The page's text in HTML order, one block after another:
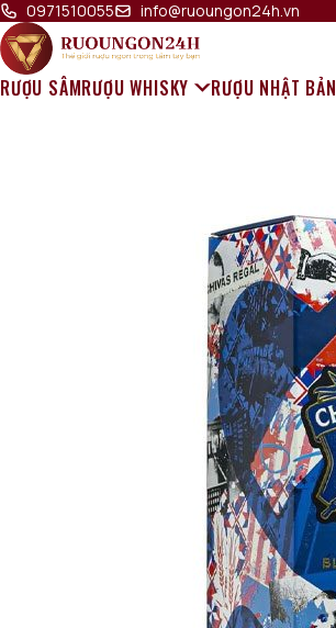
Bỏ qua đến nội dung
0971510055 info@ruoungon24h.vn
RƯỢU SÂMRƯỢU WHISKY RƯỢU NHẬT BẢN